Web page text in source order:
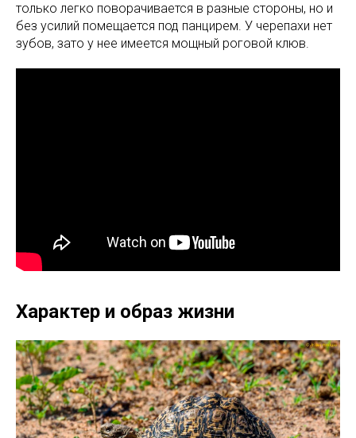
только легко поворачивается в разные стороны, но и
без усилий помещается под панцирем. У черепахи нет
зубов, зато у нее имеется мощный роговой клюв.
Характер и образ жизни